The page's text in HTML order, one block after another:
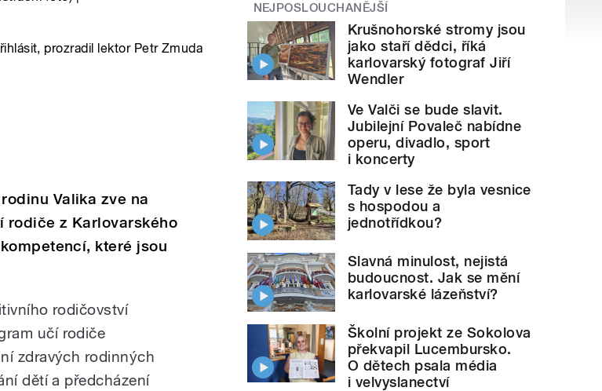
prozradil lektor Petr Zmuda
Valika zve na
rodiče z Karlovarského
které jsou
rodičovství
učí rodiče
zdravých rodinných
dětí a předcházení
NEJPOSLOUCHANĚJŠÍ
Krušnohorské stromy jsou
jako staří dědci, říká
karlovarský fotograf Jiří
Wendler
Ve Valči se bude slavit.
Jubilejní Povaleč nabídne
operu, divadlo, sport
i koncerty
Tady v lese že byla vesnice
s hospodou a
jednotřídkou?
Slavná minulost, nejistá
budoucnost. Jak se mění
karlovarské lázeňství?
Školní projekt ze Sokolova
překvapil Lucembursko.
O dětech psala média
i velvyslanectví